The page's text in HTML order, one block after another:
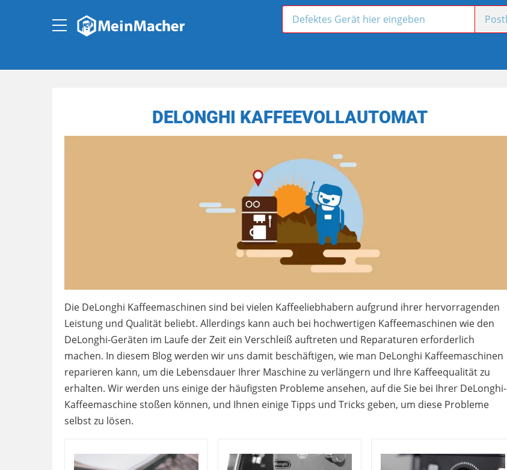
DELONGHI KAFFEEVOLLAUTOMAT
Die DeLonghi Kaffeemaschinen sind bei vielen Kaffeeliebhabern aufgrund ihrer hervorragenden
Leistung und Qualität beliebt. Allerdings kann auch bei hochwertigen Kaffeemaschinen wie den
DeLonghi-Geräten im Laufe der Zeit ein Verschleiß auftreten und Reparaturen erforderlich
machen. In diesem Blog werden wir uns damit beschäftigen, wie man DeLonghi Kaffeemaschinen
reparieren kann, um die Lebensdauer Ihrer Maschine zu verlängern und Ihre Kaffeequalität zu
erhalten. Wir werden uns einige der häufigsten Probleme ansehen, auf die Sie bei Ihrer DeLonghi-
Kaffeemaschine stoßen können, und Ihnen einige Tipps und Tricks geben, um diese Probleme
selbst zu lösen.